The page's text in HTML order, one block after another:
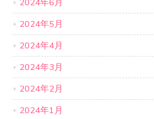
2024年6月
2024年5月
2024年4月
2024年3月
2024年2月
2024年1月